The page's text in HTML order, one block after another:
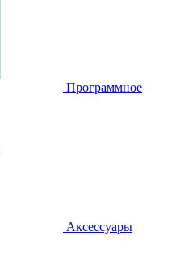
Программное
Аксессуары